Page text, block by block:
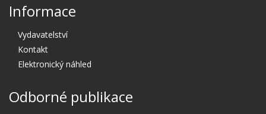
Informace
Vydavatelství
Kontakt
Elektronický náhled
Odborné publikace